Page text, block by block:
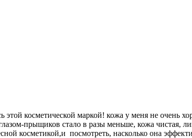
этой косметической маркой! кожа у меня не очень
прыщиков стало в разы меньше, кожа чистая,
косметикой,и посмотреть, насколько она